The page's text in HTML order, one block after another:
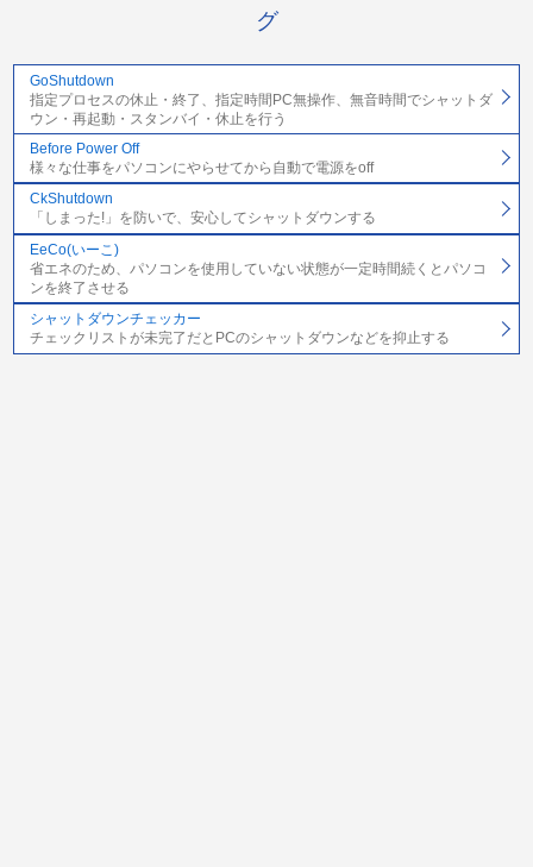
グ
GoShutdown
指定プロセスの休止・終了、指定時間PC無操作、無音時間でシャットダ
ウン・再起動・スタンバイ・休止を行う
Before Power Off
様々な仕事をパソコンにやらせてから自動で電源をoff
CkShutdown
「しまった!」を防いで、安心してシャットダウンする
EeCo(いーこ)
省エネのため、パソコンを使用していない状態が一定時間続くとパソコ
ンを終了させる
シャットダウンチェッカー
チェックリストが未完了だとPCのシャットダウンなどを抑止する